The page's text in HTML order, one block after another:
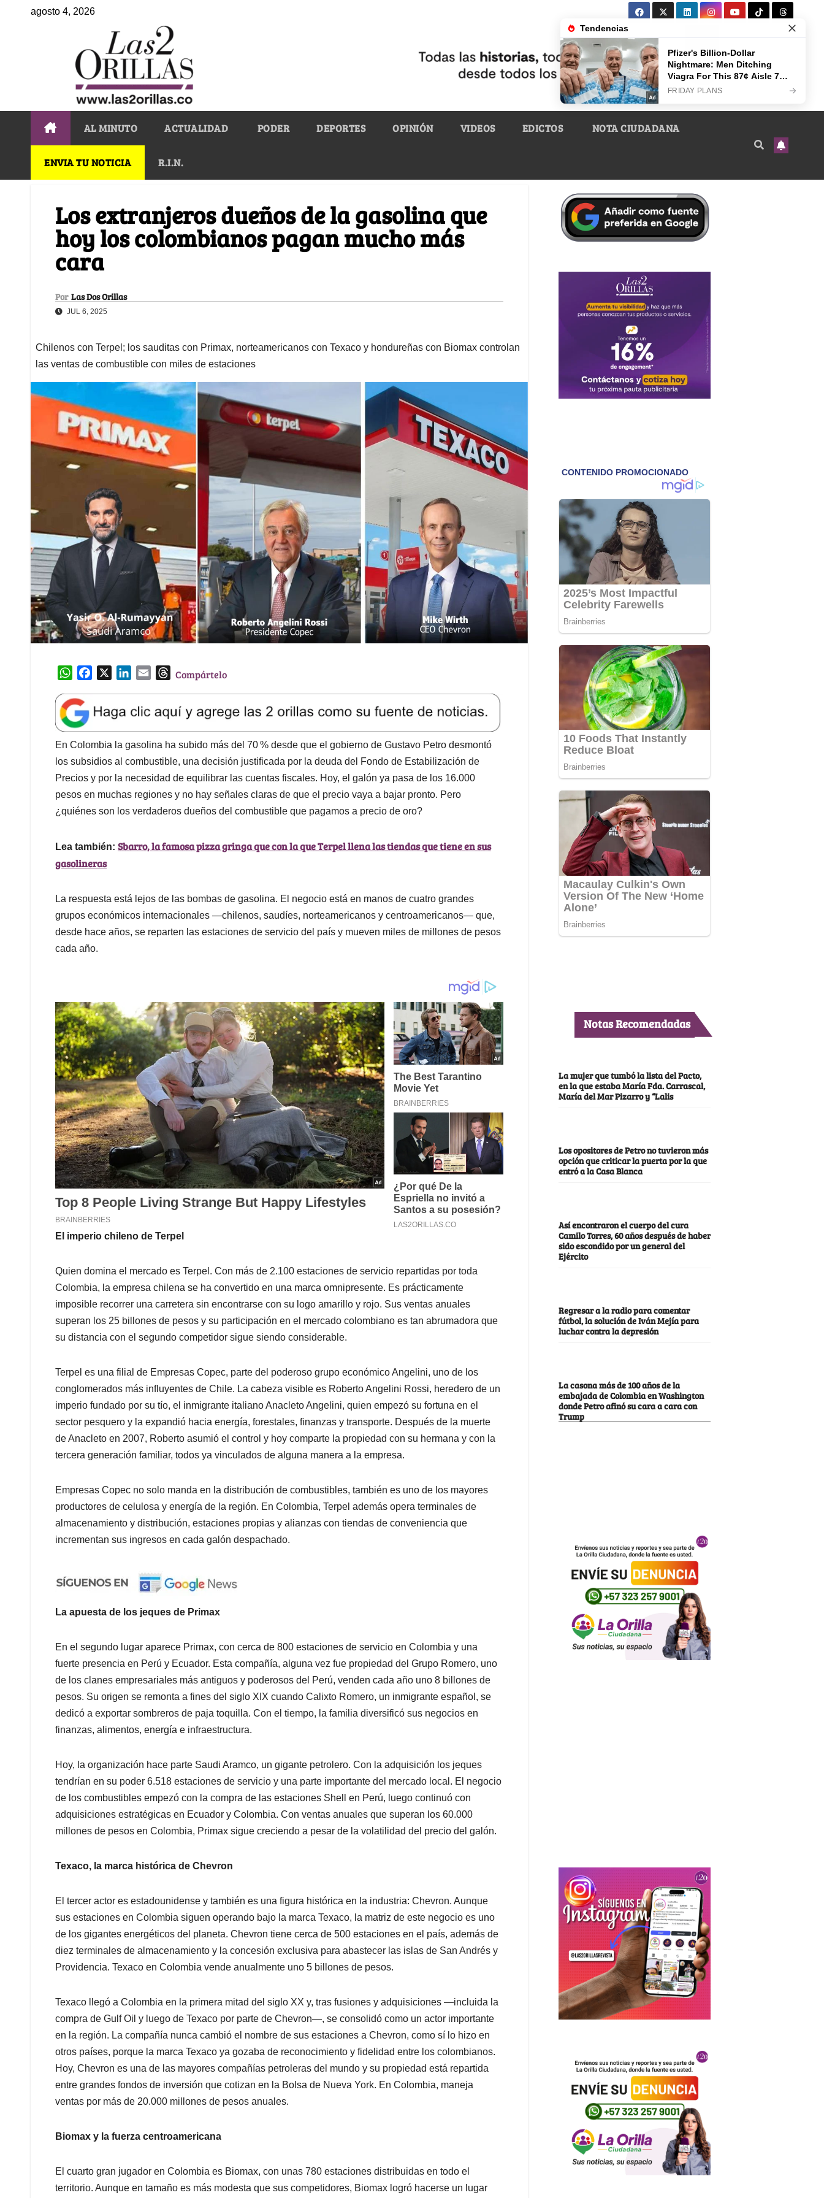
agosto 4, 2026
AL MINUTO ACTUALIDAD PODER DEPORTES OPINIÓN VIDEOS EDICTOS NOTA CIUDADANA
ENVIA TU NOTICIA R.I.N.
Los extranjeros dueños de la gasolina que
hoy los colombianos pagan mucho más
cara
Por Las Dos Orillas
JUL 6, 2025
Chilenos con Terpel; los sauditas con Primax, norteamericanos con Texaco y hondureñas con Biomax controlan
las ventas de combustible con miles de estaciones
W
a
t
s
A
p
p
e
b
o
o
k
k
e
d
I
n
l
T
e
a
d
s
Compártelo
En Colombia la gasolina ha subido más del 70 % desde que el gobierno de Gustavo Petro desmontó
los subsidios al combustible, una decisión justificada por la deuda del Fondo de Estabilización de
Precios y por la necesidad de equilibrar las cuentas fiscales. Hoy, el galón ya pasa de los 16.000
pesos en muchas regiones y no hay señales claras de que el precio vaya a bajar pronto. Pero
¿quiénes son los verdaderos dueños del combustible que pagamos a precio de oro?
Lea también: Sbarro, la famosa pizza gringa que con la que Terpel llena las tiendas que tiene en sus
gasolineras
La respuesta está lejos de las bombas de gasolina. El negocio está en manos de cuatro grandes
grupos económicos internacionales —chilenos, saudíes, norteamericanos y centroamericanos— que,
desde hace años, se reparten las estaciones de servicio del país y mueven miles de millones de pesos
cada año.
El imperio chileno de Terpel
Quien domina el mercado es Terpel. Con más de 2.100 estaciones de servicio repartidas por toda
Colombia, la empresa chilena se ha convertido en una marca omnipresente. Es prácticamente
imposible recorrer una carretera sin encontrarse con su logo amarillo y rojo. Sus ventas anuales
superan los 25 billones de pesos y su participación en el mercado colombiano es tan abrumadora que
su distancia con el segundo competidor sigue siendo considerable.
Terpel es una filial de Empresas Copec, parte del poderoso grupo económico Angelini, uno de los
conglomerados más influyentes de Chile. La cabeza visible es Roberto Angelini Rossi, heredero de un
imperio fundado por su tío, el inmigrante italiano Anacleto Angelini, quien empezó su fortuna en el
sector pesquero y la expandió hacia energía, forestales, finanzas y transporte. Después de la muerte
de Anacleto en 2007, Roberto asumió el control y hoy comparte la propiedad con su hermana y con la
tercera generación familiar, todos ya vinculados de alguna manera a la empresa.
Empresas Copec no solo manda en la distribución de combustibles, también es uno de los mayores
productores de celulosa y energía de la región. En Colombia, Terpel además opera terminales de
almacenamiento y distribución, estaciones propias y alianzas con tiendas de conveniencia que
incrementan sus ingresos en cada galón despachado.
La apuesta de los jeques de Primax
En el segundo lugar aparece Primax, con cerca de 800 estaciones de servicio en Colombia y una
fuerte presencia en Perú y Ecuador. Esta compañía, alguna vez fue propiedad del Grupo Romero, uno
de los clanes empresariales más antiguos y poderosos del Perú, venden cada año uno 8 billones de
pesos. Su origen se remonta a fines del siglo XIX cuando Calixto Romero, un inmigrante español, se
dedicó a exportar sombreros de paja toquilla. Con el tiempo, la familia diversificó sus negocios en
finanzas, alimentos, energía e infraestructura.
Hoy, la organización hace parte Saudi Aramco, un gigante petrolero. Con la adquisición los jeques
tendrían en su poder 6.518 estaciones de servicio y una parte importante del mercado local. El negocio
de los combustibles empezó con la compra de las estaciones Shell en Perú, luego continuó con
adquisiciones estratégicas en Ecuador y Colombia. Con ventas anuales que superan los 60.000
millones de pesos en Colombia, Primax sigue creciendo a pesar de la volatilidad del precio del galón.
Texaco, la marca histórica de Chevron
El tercer actor es estadounidense y también es una figura histórica en la industria: Chevron. Aunque
sus estaciones en Colombia siguen operando bajo la marca Texaco, la matriz de este negocio es uno
de los gigantes energéticos del planeta. Chevron tiene cerca de 500 estaciones en el país, además de
diez terminales de almacenamiento y la concesión exclusiva para abastecer las islas de San Andrés y
Providencia. Texaco en Colombia vende anualmente uno 5 billones de pesos.
Texaco llegó a Colombia en la primera mitad del siglo XX y, tras fusiones y adquisiciones —incluida la
compra de Gulf Oil y luego de Texaco por parte de Chevron—, se consolidó como un actor importante
en la región. La compañía nunca cambió el nombre de sus estaciones a Chevron, como sí lo hizo en
otros países, porque la marca Texaco ya gozaba de reconocimiento y fidelidad entre los colombianos.
Hoy, Chevron es una de las mayores compañías petroleras del mundo y su propiedad está repartida
entre grandes fondos de inversión que cotizan en la Bolsa de Nueva York. En Colombia, maneja
ventas por más de 20.000 millones de pesos anuales.
Biomax y la fuerza centroamericana
El cuarto gran jugador en Colombia es Biomax, con unas 780 estaciones distribuidas en todo el
territorio. Aunque en tamaño es más modesta que sus competidores, Biomax logró hacerse un lugar
Notas Recomendadas
La mujer que tumbó la lista del Pacto,
en la que estaba María Fda. Carrascal,
María del Mar Pizarro y “Lalis
Los opositores de Petro no tuvieron más
opción que criticar la puerta por la que
entró a la Casa Blanca
Así encontraron el cuerpo del cura
Camilo Torres, 60 años después de haber
sido escondido por un general del
Ejército
Regresar a la radio para comentar
fútbol, la solución de Iván Mejía para
luchar contra la depresión
La casona más de 100 años de la
embajada de Colombia en Washington
donde Petro afinó su cara a cara con
Trump